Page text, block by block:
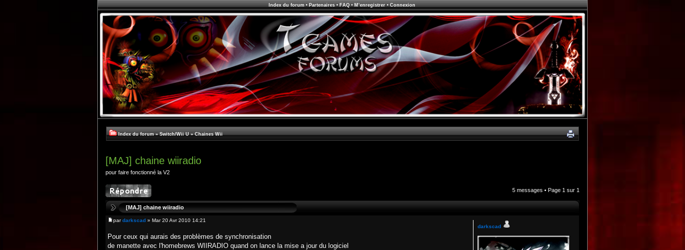
Index du forum• Partenaires• FAQ• M’enregistrer• Connexion
Index du forum » Switch/Wii U » Chaines Wii
[MAJ] chaine wiiradio
pour faire fonctionné la V2
5 messages • Page 1 sur 1
[MAJ] chaine wiiradio
pardarkscad » Mar 20 Avr 2010 14:21
Pour ceux qui aurais des problèmes de synchronisation
de manette avec l'homebrews WIIRADIO quand on lance la mise a jour du logiciel
darkscad